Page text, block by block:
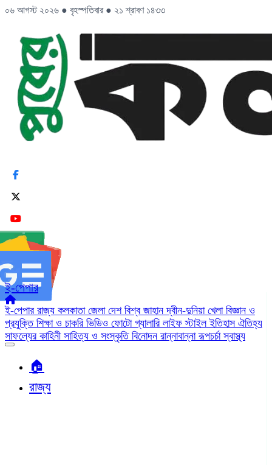
০৬ আগস্ট ২০২৬ ● বৃহস্পতিবার ● ২১ শ্রাবণ ১৪৩৩
ই-পেপার
ই-পেপার রাজ্য কলকাতা জেলা দেশ বিশ্ব জাহানদ্বীন-দুনিয়া খেলা বিজ্ঞান ও
প্রযুক্তি শিক্ষা ও চাকরি ভিডিও ফোটো গ্যালারি লাইফ স্টাইলইতিহাস ঐতিহ্য
সাফল্যের কাহিনী সাহিত্য ও সংস্কৃতি বিনোদন রান্নাবান্নারূপচর্চাস্বাস্থ্য
🏠︎
রাজ্য